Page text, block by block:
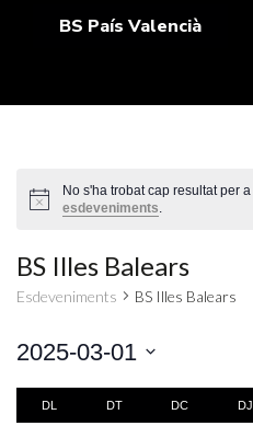
BS País Valencià
No s'ha trobat cap resultat per
esdeveniments.
BS Illes Balears
Esdeveniments BS Illes Balears
2025-03-01
Calendari
DL DT DC DJ